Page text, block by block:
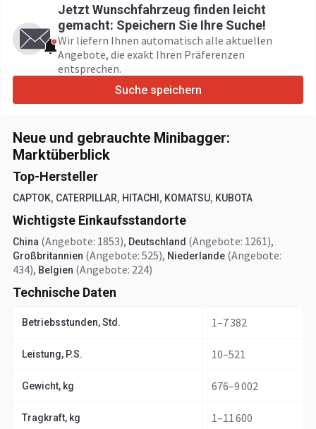
Jetzt Wunschfahrzeug finden leicht
gemacht: Speichern Sie Ihre Suche!
Wir liefern Ihnen automatisch alle aktuellen
Angebote, die exakt Ihren Präferenzen
entsprechen.
Suche speichern
Neue und gebrauchte Minibagger:
Marktüberblick
Top-Hersteller
CAPTOK, CATERPILLAR, HITACHI , KOMATSU, KUBOTA
Wichtigste Einkaufsstandorte
China (Angebote: 1853), Deutschland (Angebote: 1261),
Großbritannien (Angebote: 525), Niederlande (Angebote:
434), Belgien (Angebote: 224)
Technische Daten
Betriebsstunden, Std. 1–7 382
Leistung, P.S. 10–521
Gewicht, kg 676–9 002
Tragkraft, kg 1–11 600